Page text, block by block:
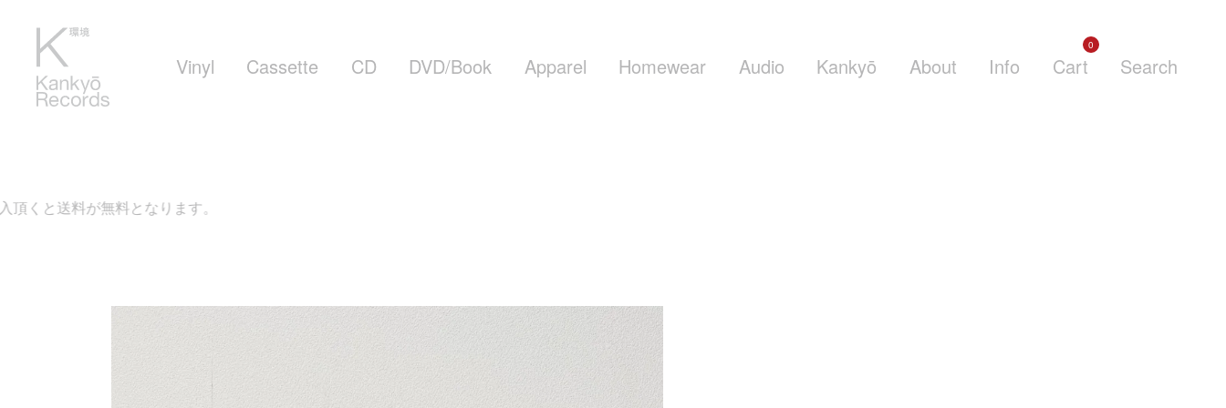
Vinyl Cassette CD DVD/Book Apparel Homewear Audio Kankyō About Info Cart
0
Search
となります。